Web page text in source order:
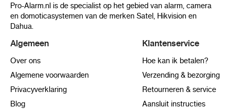
Pro-Alarm.nl is de specialist op het gebied van alarm, camera
en domoticasystemen van de merken Satel, Hikvision en
Dahua.
Algemeen
Over ons
Algemene voorwaarden
Privacyverklaring
Blog
Klantenservice
Hoe kan ik betalen?
Verzending & bezorging
Retourneren & service
Aansluit instructies